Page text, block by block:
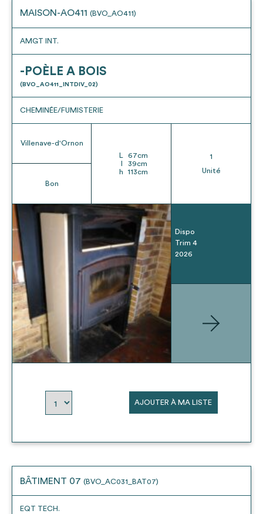
MAISON-AO411 (BVO_AO411)
AMGT INT.
-POÈLE A BOIS
(BVO_AO411_INTDIV_02)
CHEMINÉE/FUMISTERIE
Villenave-d'Ornon
Bon
L 67cm
39cm
h
113cm
1
Unité
Dispo
Trim 4
2026
AJOUTER À MA LISTE
BÂTIMENT 07 (BVO_AC031_BAT07)
EQT TECH.